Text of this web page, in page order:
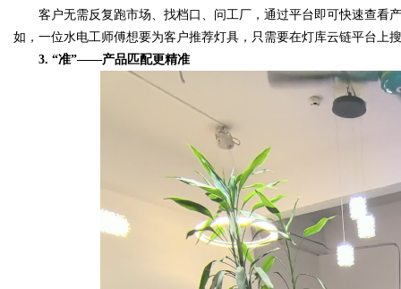
客户无需反复跑市场、找档口、问工厂，通过平台即可快速查看
如，一位水电工师傅想要为客户推荐灯具，只需要在灯库云链平台上
3. “准”——产品匹配更精准